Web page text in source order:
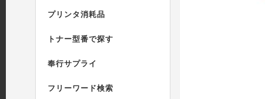
プリンタ消耗品
トナー型番で探す
奉行サプライ
フリーワード検索